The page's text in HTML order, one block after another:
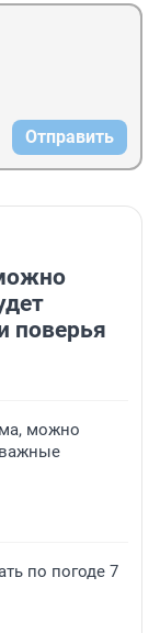
Отправить
поверья
можно
важные
по погоде 7